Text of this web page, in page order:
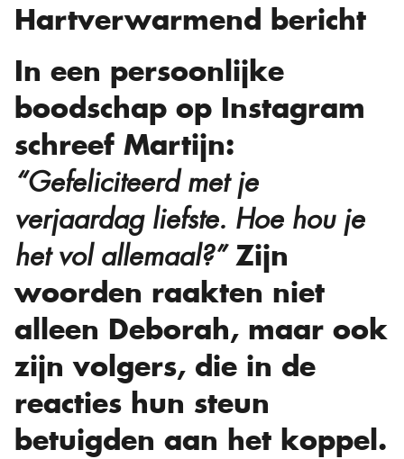
Hartverwarmend bericht
In een persoonlijke
boodschap op Instagram
schreef Martijn:
“Gefeliciteerd met je
verjaardag liefste. Hoe hou je
het vol allemaal?”Zijn
woorden raakten niet
alleen Deborah, maar ook
zijn volgers, die in de
reacties hun steun
betuigden aan het koppel.